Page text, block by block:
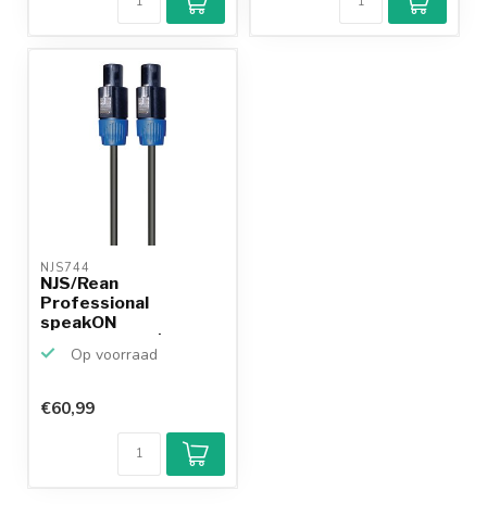
NJS744
NJS/Rean
Professional
speakON
speakerkabel | 2x
1,5mm | 1...
Op voorraad
€60,99